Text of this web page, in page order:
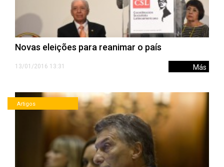
Novas eleições para reanimar o país
13/01/2016 13:31 Más
Artigos